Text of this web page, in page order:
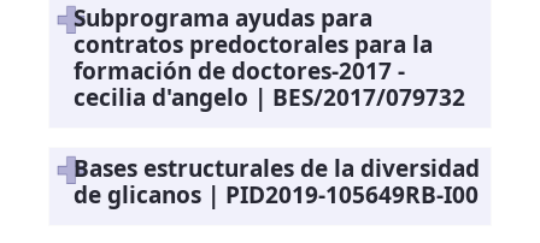
Subprograma ayudas para
contratos predoctorales para la
formación de doctores-2017 -
cecilia d'angelo | BES/2017/079732
Bases estructurales de la diversidad
de glicanos | PID2019-105649RB-I00